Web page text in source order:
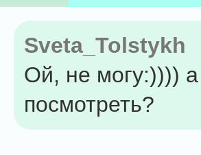
Sveta_Tolstykh
Ой, не могу:))))
посмотреть?